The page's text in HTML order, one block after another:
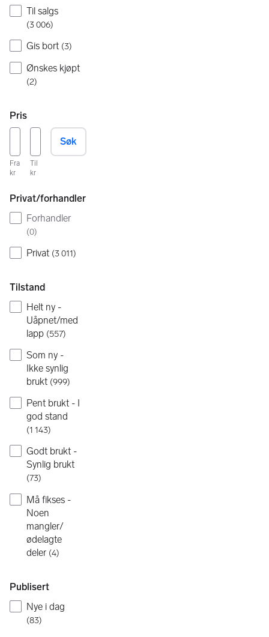
Til salgs
(3 006)
Gis bort (3)
Ønskes kjøpt
(2)
Pris
Fra
kr
Til
kr
Søk
Privat/forhandler
Forhandler
(0)
Privat (3 011)
Tilstand
Helt ny -
Uåpnet/med
lapp (557)
Som ny -
Ikke synlig
brukt (999)
Pent brukt - I
god stand
(1 143)
Godt brukt -
Synlig brukt
(73)
Må fikses -
Noen
mangler/
ødelagte
deler (4)
Publisert
Nye i dag
(83)